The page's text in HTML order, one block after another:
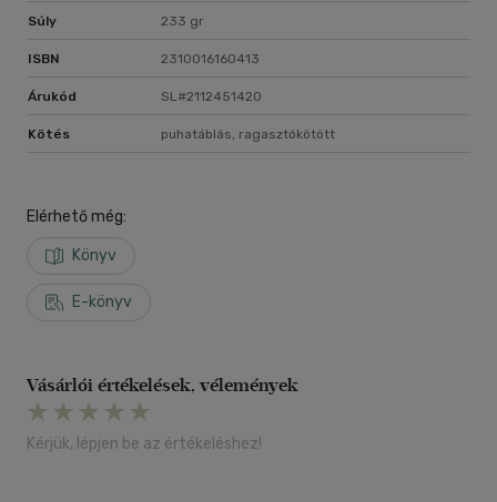
Súly 233 gr
ISBN 2310016160413
Árukód SL#2112451420
Kötés puhatáblás, ragasztókötött
Elérhető még:
Könyv
E-könyv
Vásárlói értékelések, vélemények
Kérjük, lépjen be az értékeléshez!